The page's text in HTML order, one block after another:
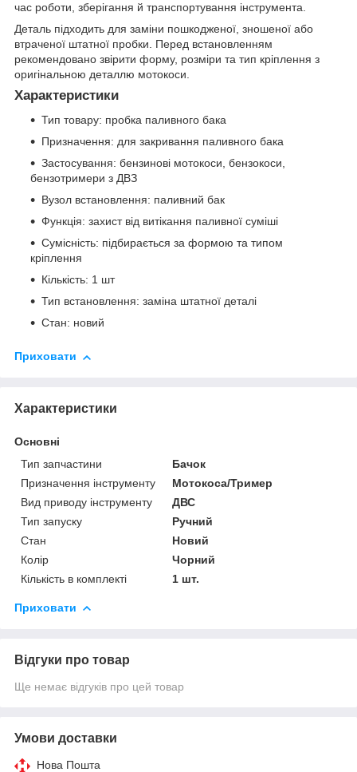
час роботи, зберігання й транспортування інструмента.
Деталь підходить для заміни пошкодженої, зношеної або
втраченої штатної пробки. Перед встановленням
рекомендовано звірити форму, розміри та тип кріплення з
оригінальною деталлю мотокоси.
Характеристики
Тип товару: пробка паливного бака
Призначення: для закривання паливного бака
Застосування: бензинові мотокоси, бензокоси,
бензотримери з ДВЗ
Вузол встановлення: паливний бак
Функція: захист від витікання паливної суміші
Сумісність: підбирається за формою та типом
кріплення
Кількість: 1 шт
Тип встановлення: заміна штатної деталі
Стан: новий
Приховати
Характеристики
Основні
Тип запчастини
Бачок
Призначення інструменту
Мотокоса/Тример
Вид приводу інструменту
ДВС
Тип запуску
Ручний
Стан
Новий
Колір
Чорний
Кількість в комплекті
1 шт.
Приховати
Відгуки про товар
Ще немає відгуків про цей товар
Умови доставки
Нова Пошта